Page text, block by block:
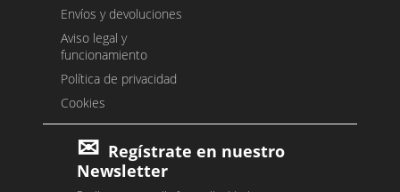
Envíos y devoluciones
Aviso legal y
funcionamiento
Política de privacidad
Cookies
Regístrate en nuestro
Newsletter